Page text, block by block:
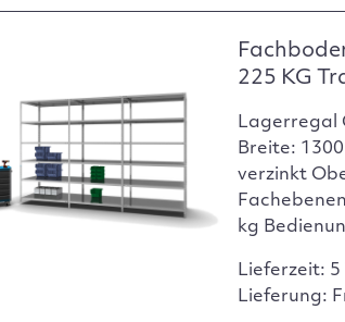
225 KG
Lagerregal
Breite:
verzinkt
kg
Lieferzeit:
Lieferung: